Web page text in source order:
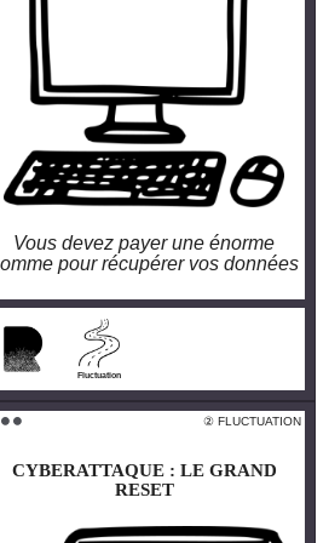
Vous devez payer une énorme
pour récupérer vos données
Fluctuation
larobustesse.org/?
Cyberattaque
⚫️ ② FLUCTUATION
CYBERATTAQUE : LE GRAND
RESET
⚫️ ⚫️ ⚫️
CYBERATTAQUE : LE GRAND
RESET